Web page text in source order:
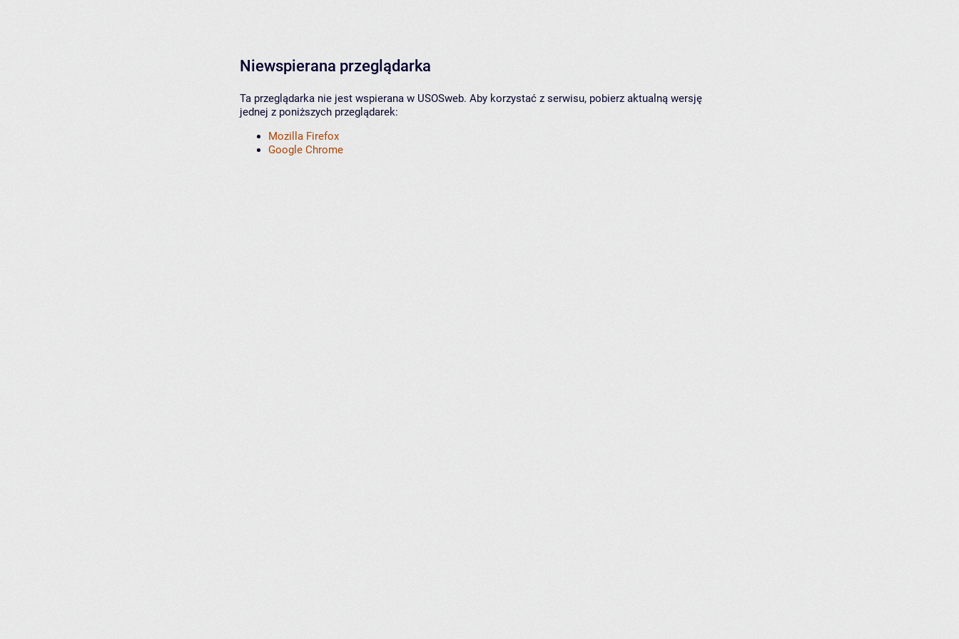
Niewspierana przeglądarka
Ta przeglądarka nie jest wspierana w USOSweb. Aby korzystać z serwisu, pobierz aktualną wersję
jednej z poniższych przeglądarek:
Mozilla Firefox
Google Chrome